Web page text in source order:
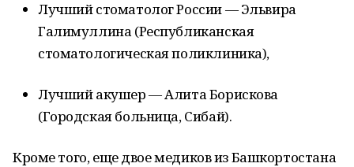
Лучший стоматолог России — Эльвира
Галимуллина (Республиканская
стоматологическая поликлиника),
Лучший акушер — Алита Борискова
(Городская больница, Сибай).
Кроме того, еще двое медиков из Башкортостана